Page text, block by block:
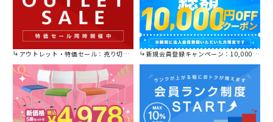
アウトレット・特価セール：売り切れ御免の特別価格！ 新規会員登録キャンペーン：10,000円OFFクーポン進呈中！